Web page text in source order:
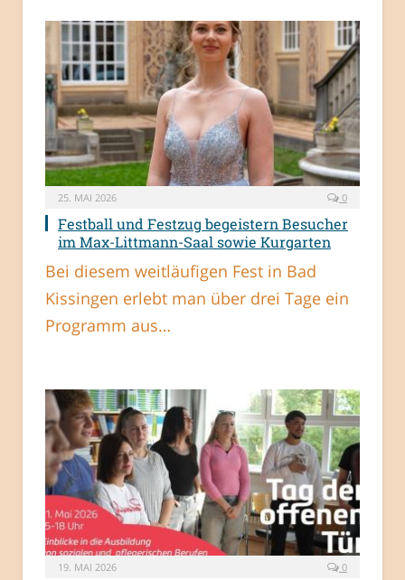
25. MAI 2026 0
Festball und Festzug begeistern Besucher
im Max-Littmann-Saal sowie Kurgarten
Bei diesem weitläufigen Fest in Bad
Kissingen erlebt man über drei Tage ein
Programm aus…
19. MAI 2026 0